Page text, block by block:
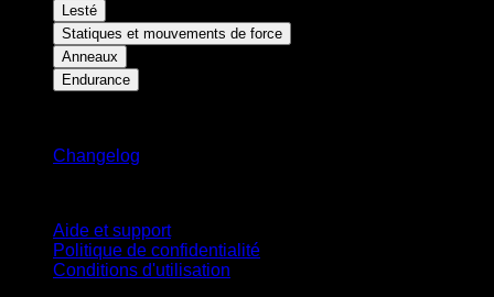
Lesté
Statiques et mouvements de force
Anneaux
Endurance
Changelog
Aide et support
Politique de confidentialité
Conditions d'utilisation